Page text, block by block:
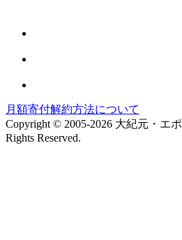
月額寄付解約方法について
Copyright © 2005-2026 大紀元・
Rights Reserved.